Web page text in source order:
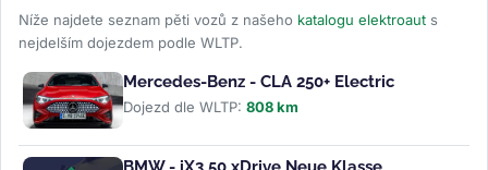
Níže najdete seznam pěti vozů z našeho katalogu elektroaut s
nejdelším dojezdem podle WLTP.
Mercedes-Benz - CLA 250+ Electric
Dojezd dle WLTP: 808 km